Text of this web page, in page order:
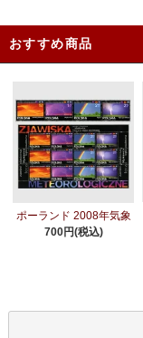
おすすめ商品
ポーランド 2008年気象
700円(税込)